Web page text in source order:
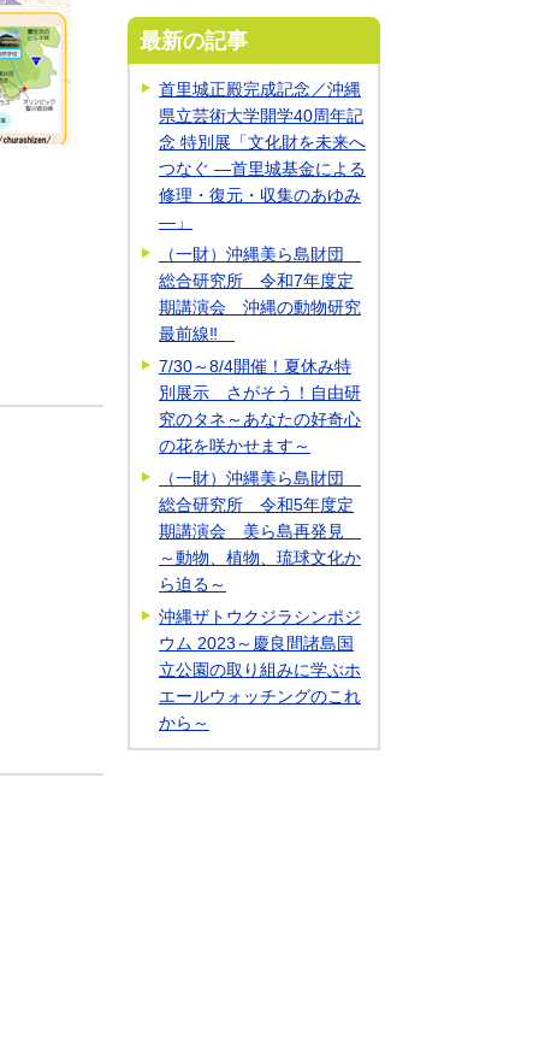
最新の記事
首里城正殿完成記念／沖縄
県立芸術大学開学40周年記
念 特別展「文化財を未来へ
つなぐ ―首里城基金による
修理・復元・収集のあゆみ
―」
（一財）沖縄美ら島財団
総合研究所 令和7年度定
期講演会 沖縄の動物研究
最前線‼
7/30～8/4開催！夏休み特
別展示 さがそう！自由研
究のタネ～あなたの好奇心
の花を咲かせます～
（一財）沖縄美ら島財団
総合研究所 令和5年度定
期講演会 美ら島再発見
～動物、植物、琉球文化か
ら迫る～
沖縄ザトウクジラシンポジ
ウム 2023～慶良間諸島国
立公園の取り組みに学ぶホ
エールウォッチングのこれ
から～